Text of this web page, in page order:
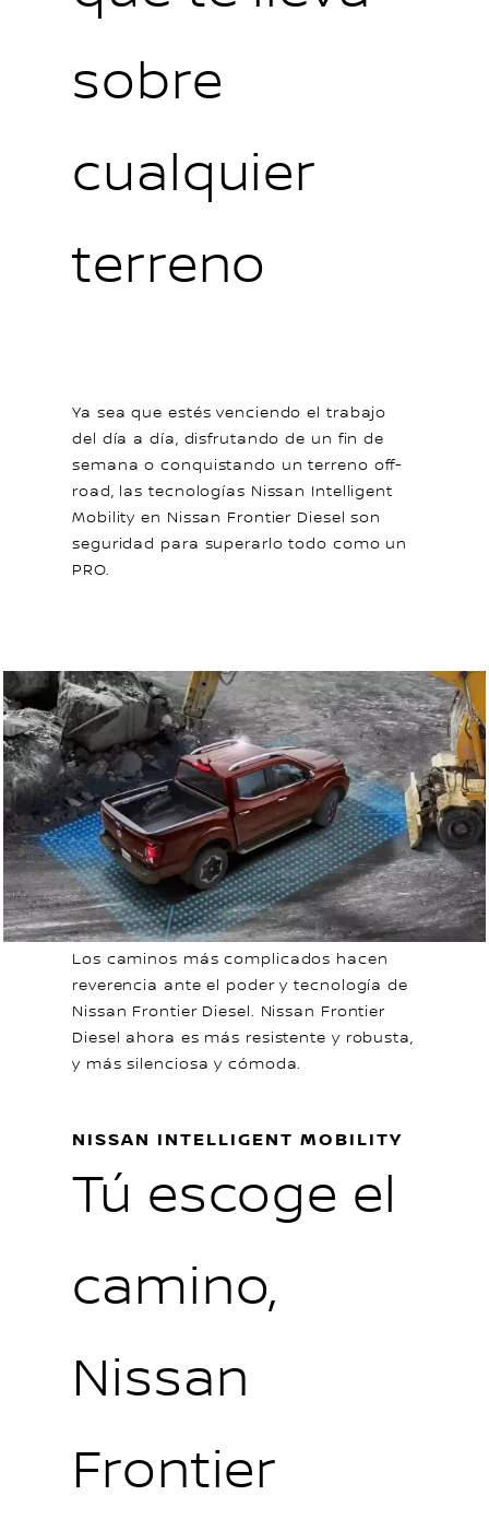
sobre
cualquier
terreno
Ya sea que estés venciendo el trabajo
del día a día, disfrutando de un fin de
semana o conquistando un terreno off-
road, las tecnologías Nissan Intelligent
Mobility en Nissan Frontier Diesel son
seguridad para superarlo todo como un
PRO.
Los caminos más complicados hacen
reverencia ante el poder y tecnología de
Nissan Frontier Diesel. Nissan Frontier
Diesel ahora es más resistente y robusta,
y más silenciosa y cómoda.
NISSAN INTELLIGENT MOBILITY
Tú escoge el
camino,
Nissan
Frontier